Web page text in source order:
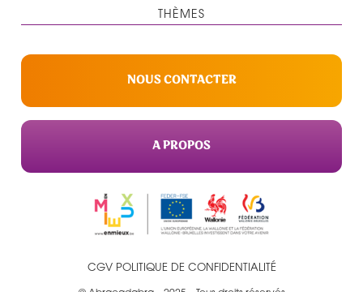
THÈMES
NOUS CONTACTER
A PROPOS
CGV POLITIQUE DE CONFIDENTIALITÉ